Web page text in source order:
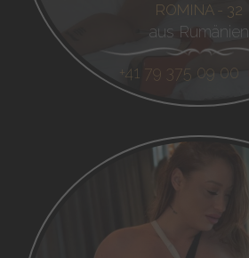
ROMINA - 32
aus Rumänien
+41 79 375 09 00